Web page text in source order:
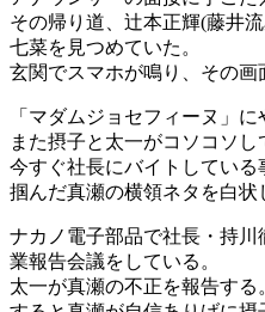
その帰り道、辻本正輝(藤井
七菜を見つめていた。
玄関でスマホが鳴り、その画
「マダムジョセフィーヌ」に
また摂子と太一がコソコソし
今すぐ社長にバイトしてい
掴んだ真瀬の横領ネタを白状
ナカノ電子部品で社長・持
業報告会議をしている。
太一が真瀬の不正を報告する